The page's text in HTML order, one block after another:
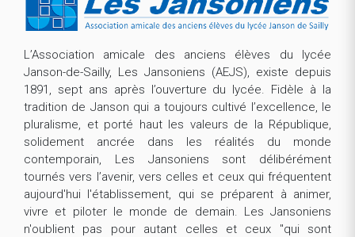
L’Association amicale des anciens élèves du lycée
Janson-de-Sailly, Les Jansoniens (AEJS), existe depuis
1891, sept ans après l’ouverture du lycée. Fidèle à la
tradition de Janson qui a toujours cultivé l’excellence, le
pluralisme, et porté haut les valeurs de la République,
solidement ancrée dans les réalités du monde
contemporain, Les Jansoniens sont délibérément
tournés vers l’avenir, vers celles et ceux qui fréquentent
aujourd'hui l'établissement, qui se préparent à animer,
vivre et piloter le monde de demain. Les Jansoniens
n'oublient pas pour autant celles et ceux "qui sont